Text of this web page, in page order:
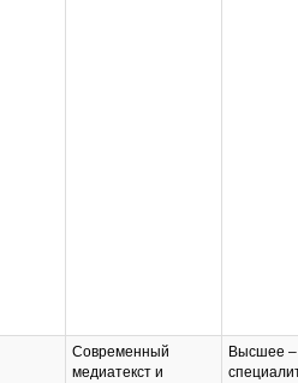
Современный
медиатекст и
Высшее –